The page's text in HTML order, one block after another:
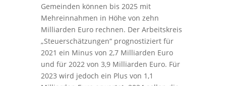
Gemeinden können bis 2025 mit
Mehreinnahmen in Höhe von zehn
Milliarden Euro rechnen. Der Arbeitskreis
„Steuerschätzungen“ prognostiziert für
2021 ein Minus von 2,7 Milliarden Euro
und für 2022 von 3,9 Milliarden Euro. Für
2023 wird jedoch ein Plus von 1,1